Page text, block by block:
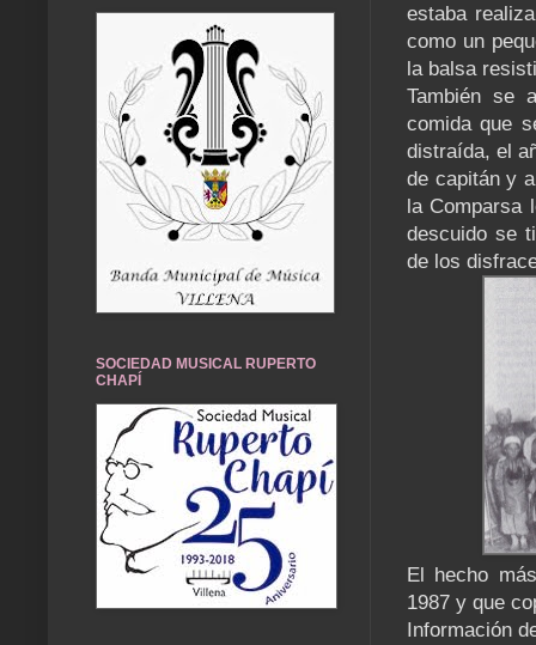
estaba
como un
la balsa
También se
comida que
distraída, el
de capitán y
la Comparsa
descuido se
de los
El hecho
1987 y que
Información
SOCIEDAD MUSICAL RUPERTO
CHAPÍ